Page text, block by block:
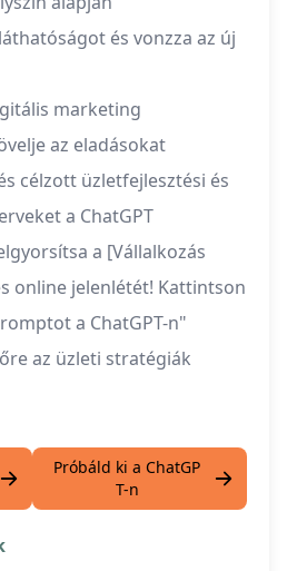
és vonzza az új
marketing
az eladásokat
célzott üzletfejlesztési és
a ChatGPT
a [Vállalkozás
online jelenlétét! Kattintson
a ChatGPT-n"
az üzleti stratégiák
Próbáld ki a ChatGP
T-n